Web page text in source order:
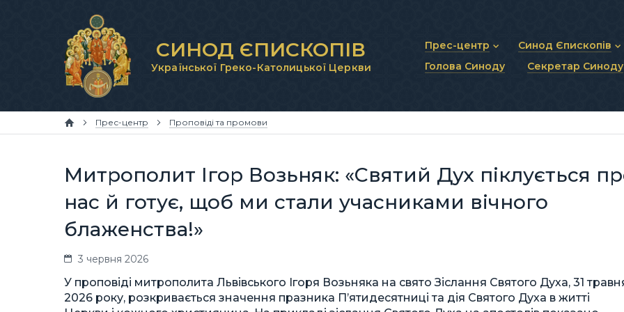
СИНОД ЄПИСКОПІВ
Української Греко-Католицької Церкви
Прес-центр
Новини та анонси
Синод Єпископів
Статут Синоду
Синодальні органи
Голова Синоду Секретар Синоду
Прес-центр Проповіді та промови
Митрополит Ігор Возьняк: «Святий Дух піклується
нас й готує, щоб ми стали учасниками вічного
блаженства!»
3 червня 2026
У проповіді митрополита Львівського Ігоря Возьняка на свято Зіслання Святого Духа, 31
2026 року, розкривається значення празника П’ятидесятниці та дія Святого Духа в житті